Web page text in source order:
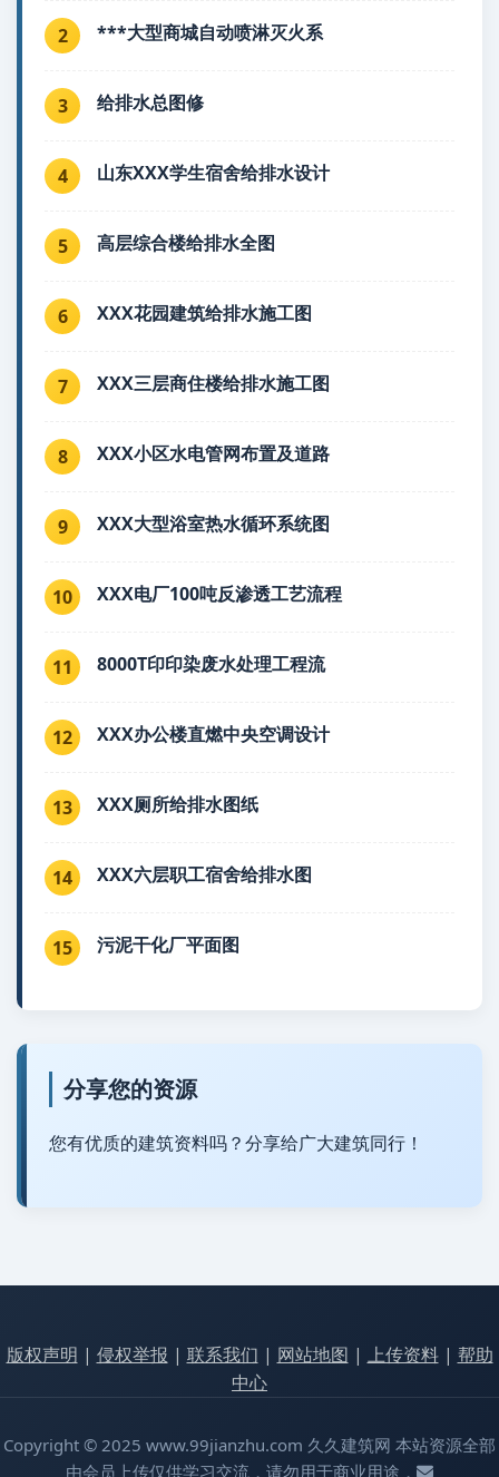
2 ***大型商城自动喷淋灭火系
3 给排水总图修
4 山东XXX学生宿舍给排水设计
5 高层综合楼给排水全图
6 XXX花园建筑给排水施工图
7 XXX三层商住楼给排水施工图
8 XXX小区水电管网布置及道路
9 XXX大型浴室热水循环系统图
10 XXX电厂100吨反渗透工艺流程
11 8000T印印染废水处理工程流
12 XXX办公楼直燃中央空调设计
13 XXX厕所给排水图纸
14 XXX六层职工宿舍给排水图
15 污泥干化厂平面图
分享您的资源
您有优质的建筑资料吗？分享给广大建筑同行！
版权声明 | 侵权举报 | 联系我们 | 网站地图 | 上传资料| 帮助
中心
Copyright © 2025 www.99jianzhu.com 久久建筑网 本站资源全部
由会员上传仅供学习交流，请勿用于商业用途，